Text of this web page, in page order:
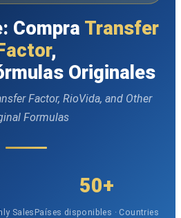
Compra Transfer
,
Originales
Factor, RioVida, and Other
Formulas
Sales
50+
Países disponibles · Countries